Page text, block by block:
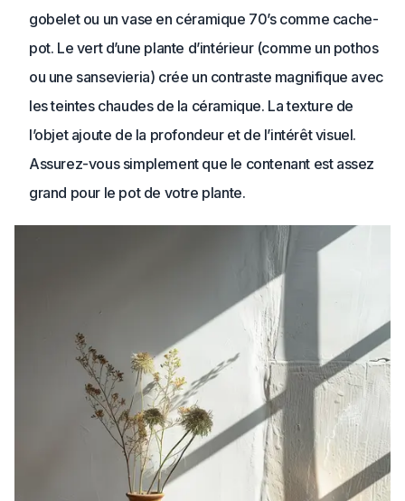
gobelet ou un vase en céramique 70’s comme cache-
pot. Le vert d’une plante d’intérieur (comme un pothos
ou une sansevieria) crée un contraste magnifique avec
les teintes chaudes de la céramique. La texture de
l’objet ajoute de la profondeur et de l’intérêt visuel.
Assurez-vous simplement que le contenant est assez
grand pour le pot de votre plante.